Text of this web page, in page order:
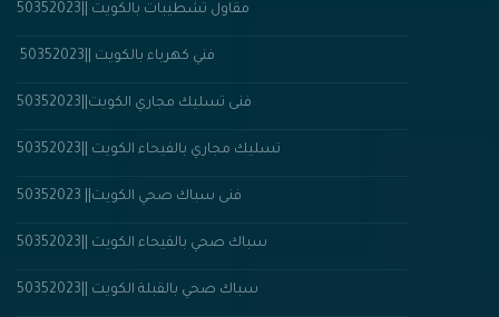
مقاول تشطيبات بالكويت ||50352023
فني كهرباء بالكويت ||50352023
فنى تسليك مجاري الكويت||50352023
تسليك مجاري بالفيحاء الكويت ||50352023
50352023 ||فنى سباك صحي الكويت
سباك صحي بالفيحاء الكويت ||50352023
سباك صحي بالقبلة الكويت ||50352023